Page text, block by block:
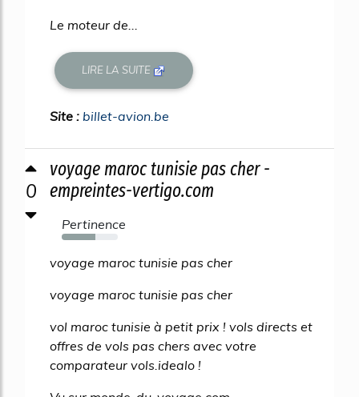
Le moteur de...
LIRE LA SUITE
Site : billet-avion.be
0
voyage maroc tunisie pas cher -
empreintes-vertigo.com
Pertinence
60%
voyage maroc tunisie pas cher
voyage maroc tunisie pas cher
vol maroc tunisie à petit prix ! vols directs et
offres de vols pas chers avec votre
comparateur vols.idealo !